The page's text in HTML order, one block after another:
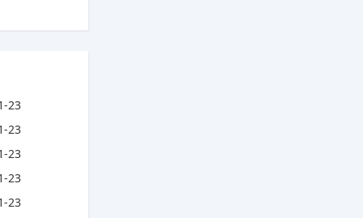
23
23
23
23
23